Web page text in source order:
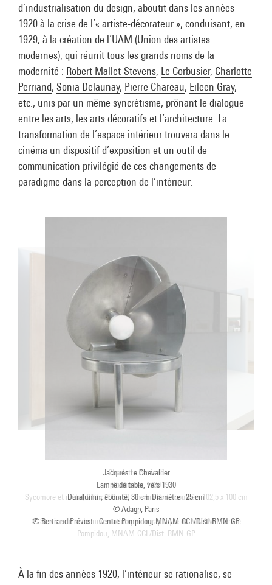
d’industrialisation du design, aboutit dans les années
1920 à la crise de l’« artiste-décorateur », conduisant, en
1929, à la création de l’UAM (Union des artistes
modernes), qui réunit tous les grands noms de la
modernité : Robert Mallet-Stevens, Le Corbusier, Charlotte
Perriand, Sonia Delaunay, Pierre Chareau, Eileen Gray,
etc., unis par un même syncrétisme, prônant le dialogue
entre les arts, les arts décoratifs et l’architecture. La
transformation de l’espace intérieur trouvera dans le
cinéma un dispositif d’exposition et un outil de
communication privilégié de ces changements de
paradigme dans la perception de l’intérieur.
Jacques Le Chevallier
Lampe de table, vers 1930
Duralumin, ébonite, 30 cm Diamètre : 25 cm
© Adagp, Paris
© Bertrand Prévost - Centre Pompidou, MNAM-CCI /Dist. RMN-GP
désencombre. Le décor fait place à une conception